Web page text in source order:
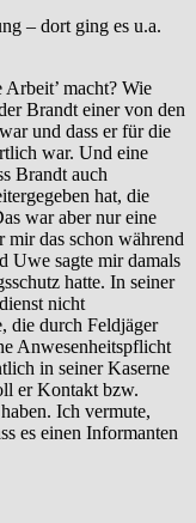
– dort ging es u.a.
Arbeit’ macht? Wie
Brandt einer von den
und dass er für die
war. Und eine
Brandt auch
hat, die
war aber nur eine
mir das schon während
Uwe sagte mir damals
hatte. In seiner
nicht
die durch Feldjäger
Anwesenheitspflicht
in seiner Kaserne
er Kontakt bzw.
Ich vermute,
es einen Informanten